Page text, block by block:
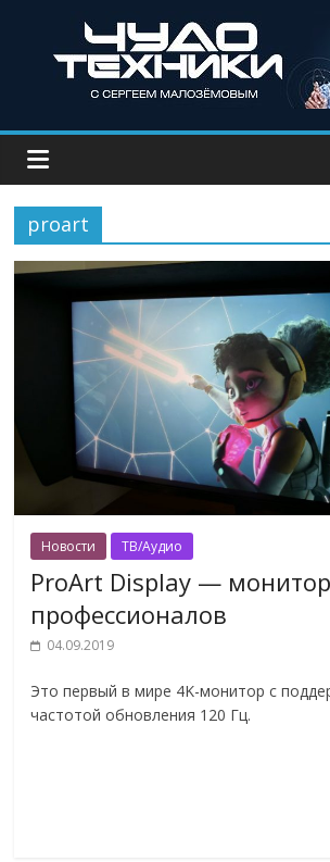
proart
Новости ТВ/Аудио
ProArt Display —
профессионалов
04.09.2019
Это первый в мире 4K-монитор с
частотой обновления 120 Гц.